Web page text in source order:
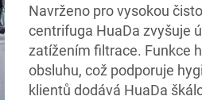
Navrženo pro vysokou
centrifuga HuaDa zvyšuje
zatížením filtrace. Funkce
obsluhu, což podporuje
klientů dodává HuaDa